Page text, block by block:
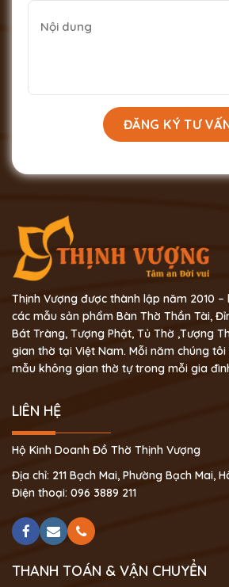
Thịnh Vượng được thành lập năm 2010
các mẫu sản phẩm Bàn Thờ Thần Tài,
Bát Tràng, Tượng Phật, Tủ Thờ ,Tượng
gian thờ tại Việt Nam. Mỗi năm chúng
mẫu không gian thờ tự trong mỗi gia
LIÊN HỆ
Hộ Kinh Doanh Đồ Thờ Thịnh Vượng
Địa chỉ: 211 Bạch Mai, Phường Bạch Mai,
Điện thoại: 096 3889 211
THANH TOÁN & VẬN CHUYỂN